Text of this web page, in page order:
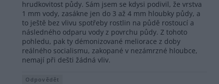
hrudkovitost půdy. Sám jsem se kdysi podivil, že vrstva
1 mm vody, zasákne jen do 3 až 4 mm hloubky půdy, a
to ještě bez vlivu spotřeby rostlin na půdě rostoucí a
následného odparu vody z povrchu půdy. Z tohoto
pohledu, pak ty démonizované meliorace z doby
reálného socialismu, zakopané v nezámrzné hloubce,
nemají při dešti žádná vliv.
Odpovědět